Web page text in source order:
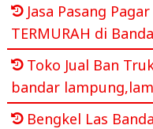
Jasa Pasang
TERMURAH di
Toko Jual Ban
bandar
Bengkel Las